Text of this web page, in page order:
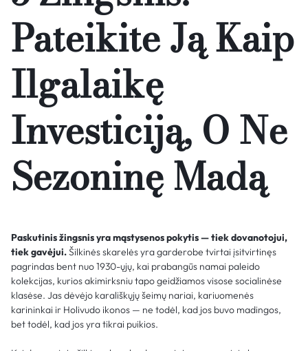
Pateikite Ją Kaip
Ilgalaikę
Investiciją, O Ne
Sezoninę Madą
Paskutinis žingsnis yra mąstysenos pokytis — tiek dovanotojui,
tiek gavėjui.Šilkinės skarelės yra garderobe tvirtai įsitvirtinęs
pagrindas bent nuo 1930-ųjų, kai prabangūs namai paleido
kolekcijas, kurios akimirksniu tapo geidžiamos visose socialinėse
klasėse. Jas dėvėjo karališkųjų šeimų nariai, kariuomenės
karininkai ir Holivudo ikonos — ne todėl, kad jos buvo madingos,
bet todėl, kad jos yra tikrai puikios.